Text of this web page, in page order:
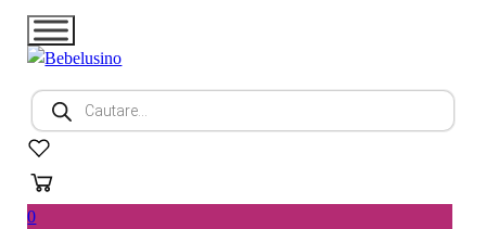
Products
search
0